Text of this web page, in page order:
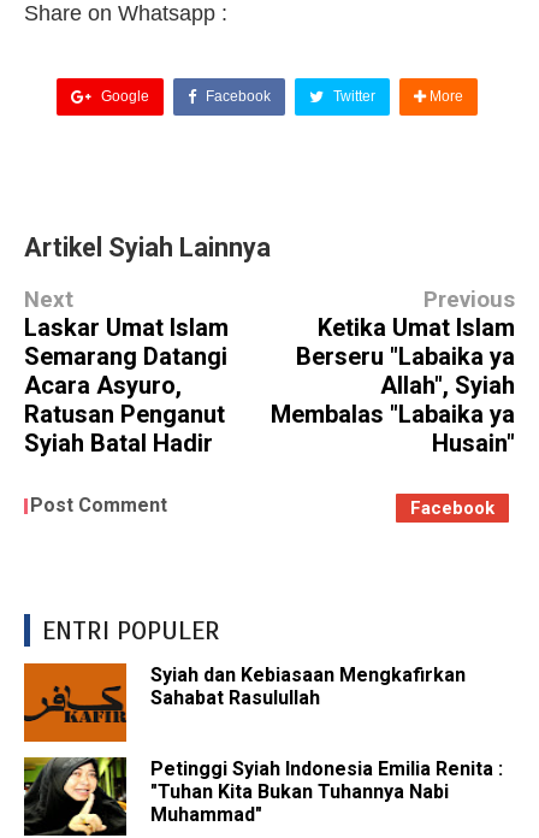
Share on Whatsapp :
Google Facebook Twitter More
Artikel Syiah Lainnya
Next
Laskar Umat Islam
Semarang Datangi
Acara Asyuro,
Ratusan Penganut
Syiah Batal Hadir
Previous
Ketika Umat Islam
Berseru "Labaika ya
Allah", Syiah
Membalas "Labaika ya
Husain"
Post Comment Facebook
ENTRI POPULER
Syiah dan Kebiasaan Mengkafirkan
Sahabat Rasulullah
Petinggi Syiah Indonesia Emilia Renita :
"Tuhan Kita Bukan Tuhannya Nabi
Muhammad"